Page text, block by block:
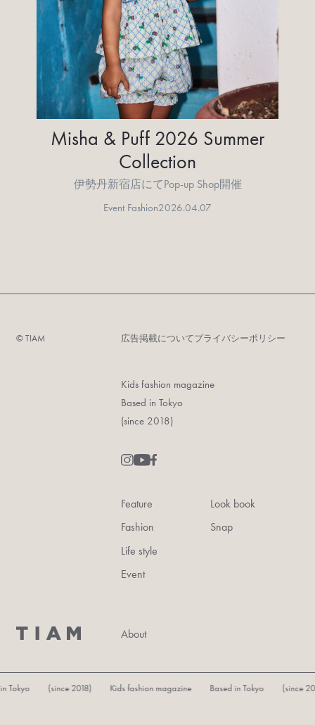
Misha & Puff 2026 Summer
Collection
伊勢丹新宿店にてPop-up Shop開催
Event Fashion2026.04.07
©︎ TIAM 広告掲載についてプライバシーポリシー
Kids fashion magazine
Based in Tokyo
(since 2018)
Feature
Fashion
Life style
Event
Look book
Snap
About
Tokyo (since 2018) Kids fashion magazine Based in Tokyo (since